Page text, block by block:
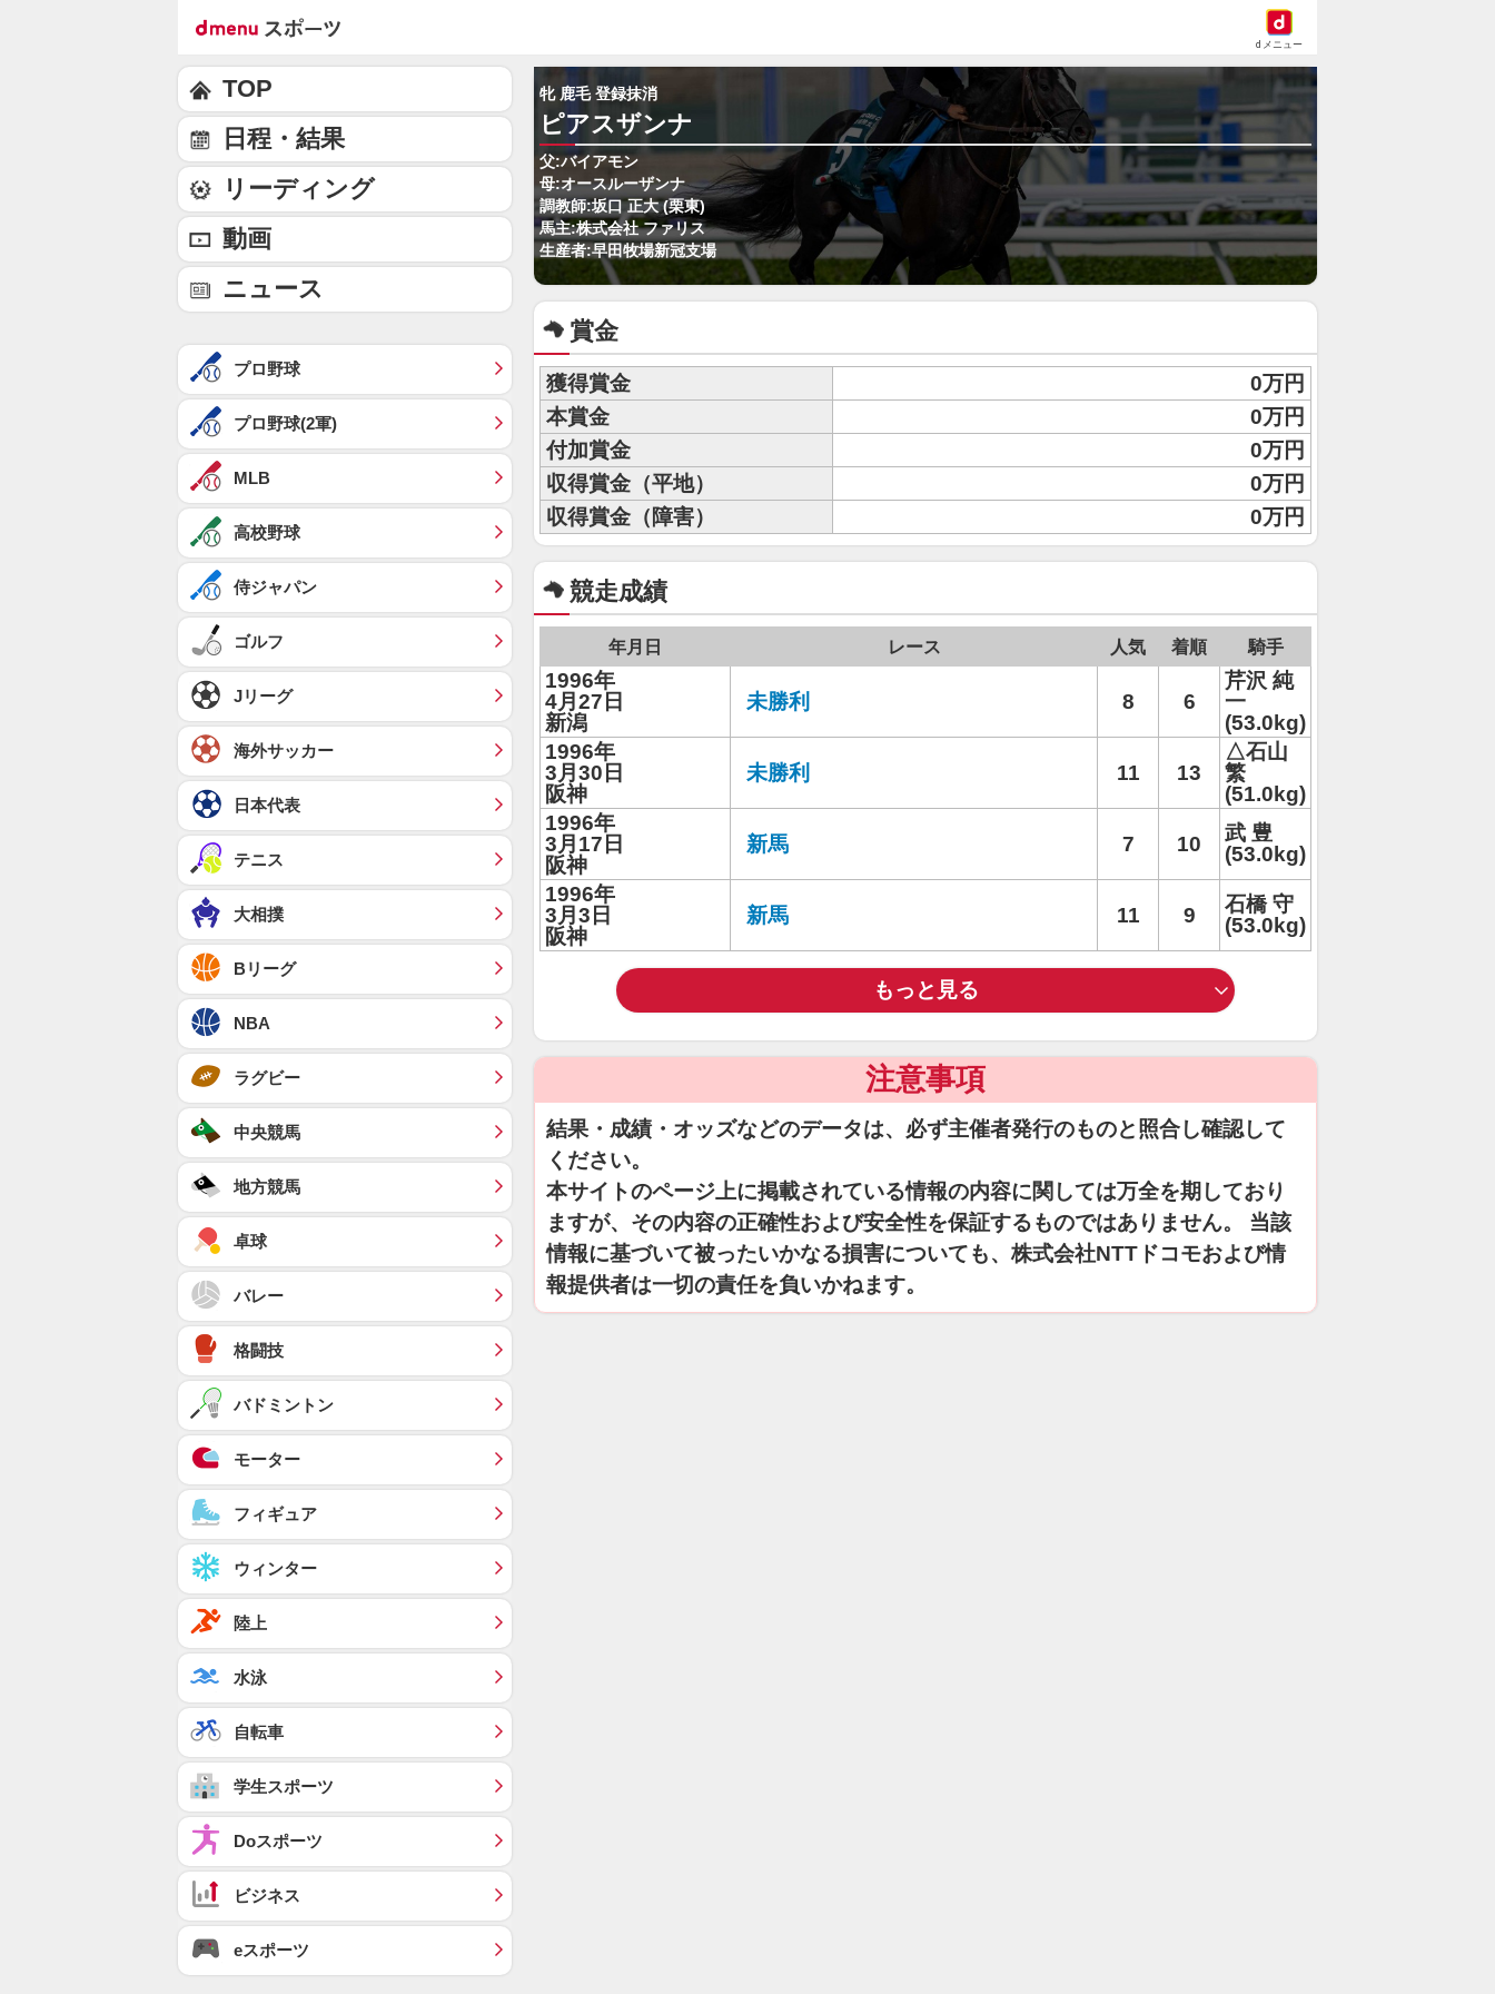
dメニュー
牝 鹿毛 登録抹消
ピアスザンナ
父:バイアモン
母:オースルーザンナ
調教師:坂口 正大 (栗東)
馬主:株式会社 ファリス
生産者:早田牧場新冠支場
賞金
獲得賞金
0万円
本賞金
0万円
付加賞金
0万円
収得賞金（平地）
0万円
収得賞金（障害）
0万円
競走成績
年月日 レース 人気 着順 騎手
1996年
4月27日
新潟
未勝利 8 6
芹沢 純
一
(53.0kg)
1996年
3月30日
阪神
未勝利 11 13
△石山
繁
(51.0kg)
1996年
3月17日
阪神
新馬 7 10
武 豊
(53.0kg)
1996年
3月3日
阪神
新馬 11 9
石橋 守
(53.0kg)
もっと見る
注意事項
結果・成績・オッズなどのデータは、必ず主催者発行のものと照合し確認して
ください。
本サイトのページ上に掲載されている情報の内容に関しては万全を期しており
ますが、その内容の正確性および安全性を保証するものではありません。 当該
情報に基づいて被ったいかなる損害についても、株式会社NTTドコモおよび情
報提供者は一切の責任を負いかねます。
TOP
日程・結果
リーディング
動画
ニュース
プロ野球
プロ野球(2軍)
MLB
高校野球
侍ジャパン
ゴルフ
Jリーグ
海外サッカー
日本代表
テニス
大相撲
Bリーグ
NBA
ラグビー
中央競馬
地方競馬
卓球
バレー
格闘技
バドミントン
モーター
フィギュア
ウィンター
陸上
水泳
自転車
学生スポーツ
Doスポーツ
ビジネス
eスポーツ